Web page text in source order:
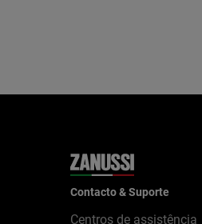
Contacto & Suporte
Centros de assistência